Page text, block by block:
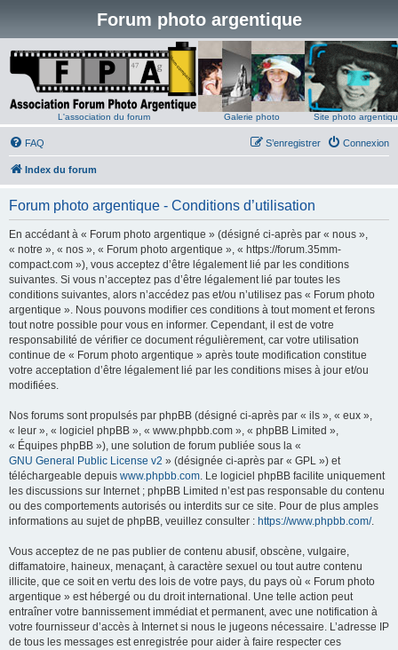
Forum photo argentique
L'association du forum Galerie photo Site photo
FAQ Connexion
S’enregistrer
Index du forum
Forum photo argentique - Conditions d’utilisation
En accédant à « Forum photo argentique » (désigné ci-après par « nous »,
« notre », « nos », « Forum photo argentique », « https://forum.35mm-
compact.com »), vous acceptez d’être légalement lié par les conditions
suivantes. Si vous n’acceptez pas d’être légalement lié par toutes les
conditions suivantes, alors n’accédez pas et/ou n’utilisez pas « Forum photo
argentique ». Nous pouvons modifier ces conditions à tout moment et ferons
tout notre possible pour vous en informer. Cependant, il est de votre
responsabilité de vérifier ce document régulièrement, car votre utilisation
continue de « Forum photo argentique » après toute modification constitue
votre acceptation d’être légalement lié par les conditions mises à jour et/ou
modifiées.
Nos forums sont propulsés par phpBB (désigné ci-après par « ils », « eux »,
« leur », « logiciel phpBB », « www.phpbb.com », « phpBB Limited »,
« Équipes phpBB »), une solution de forum publiée sous la «
GNU General Public License v2 » (désignée ci-après par « GPL ») et
téléchargeable depuis www.phpbb.com. Le logiciel phpBB facilite uniquement
les discussions sur Internet ; phpBB Limited n’est pas responsable du contenu
ou des comportements autorisés ou interdits sur ce site. Pour de plus amples
informations au sujet de phpBB, veuillez consulter : https://www.phpbb.com/.
Vous acceptez de ne pas publier de contenu abusif, obscène, vulgaire,
diffamatoire, haineux, menaçant, à caractère sexuel ou tout autre contenu
illicite, que ce soit en vertu des lois de votre pays, du pays où « Forum photo
argentique » est hébergé ou du droit international. Une telle action peut
entraîner votre bannissement immédiat et permanent, avec une notification à
votre fournisseur d’accès à Internet si nous le jugeons nécessaire. L’adresse IP
de tous les messages est enregistrée pour aider à faire respecter ces